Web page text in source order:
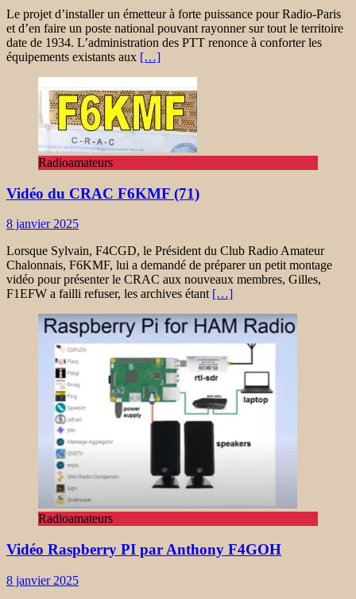
Le projet d’installer un émetteur à forte puissance pour Radio-Paris
et d’en faire un poste national pouvant rayonner sur tout le territoire
date de 1934. L’administration des PTT renonce à conforter les
équipements existants aux […]
Radioamateurs
Vidéo du CRAC F6KMF (71)
8 janvier 2025
Lorsque Sylvain, F4CGD, le Président du Club Radio Amateur
Chalonnais, F6KMF, lui a demandé de préparer un petit montage
vidéo pour présenter le CRAC aux nouveaux membres, Gilles,
F1EFW a failli refuser, les archives étant […]
Radioamateurs
Vidéo Raspberry PI par Anthony F4GOH
8 janvier 2025